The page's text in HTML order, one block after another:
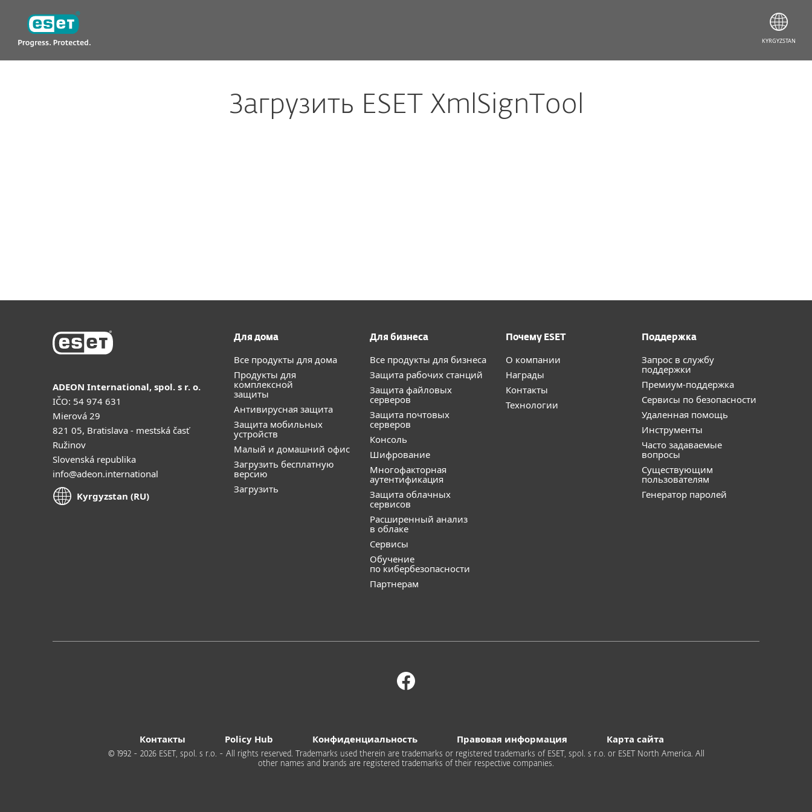
Загрузить ESET XmlSignTool
KG-RUТехническая поддержка
ESET
KYRGYZSTAN
ADEON International, spol. s r. o.
IČO: 54 974 631
Mierová 29
821 05, Bratislava - mestská časť
Ružinov
Slovenská republika
info@adeon.international
Kyrgyzstan (RU)
Для дома
Все продукты для дома
Продукты для
комплексной
защиты
Антивирусная защита
Защита мобильных
устройств
Малый и домашний офис
Загрузить бесплатную
версию
Загрузить
Для бизнеса
Все продукты для бизнеса
Защита рабочих станций
Защита файловых
серверов
Защита почтовых
серверов
Консоль
Шифрование
Многофакторная
аутентификация
Защита облачных
сервисов
Расширенный анализ
в облаке
Сервисы
Обучение
по кибербезопасности
Партнерам
Почему ESET
О компании
Награды
Контакты
Технологии
Поддержка
Запрос в службу
поддержки
Премиум-поддержка
Сервисы по безопасности
Удаленная помощь
Инструменты
Часто задаваемые
вопросы
Существующим
пользователям
Генератор паролей
Контакты Policy Hub Конфиденциальность Правовая информация Карта сайта
© 1992 - 2026 ESET, spol. s r.o. - All rights reserved. Trademarks used therein are trademarks or registered trademarks of ESET, spol. s r.o. or ESET North America. All
other names and brands are registered trademarks of their respective companies.